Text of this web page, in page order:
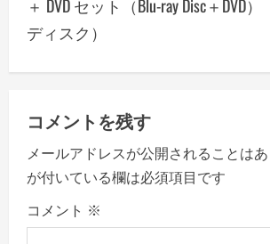
a
v
i
g
a
t
＋ DVD セット（Blu-ray Disc＋DVD
ディスク）
コメントを残す
メールアドレスが公開されることはあ
が付いている欄は必須項目です
コメント ※